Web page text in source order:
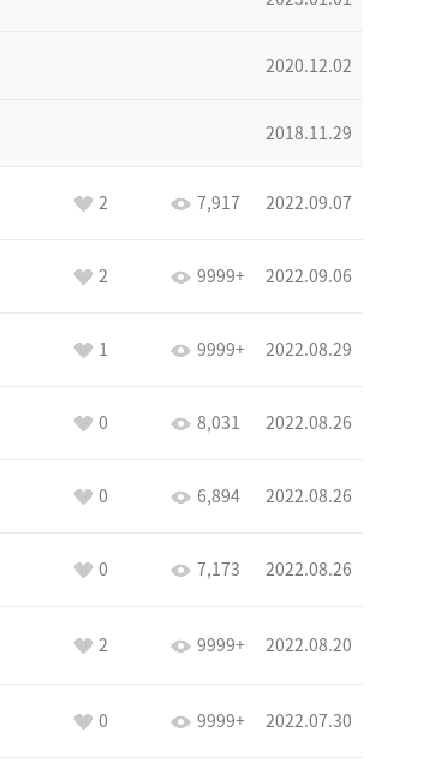
2020.12.02
2018.11.29
2 7,917 2022.09.07
2 9999+ 2022.09.06
1 9999+ 2022.08.29
0 8,031 2022.08.26
0 6,894 2022.08.26
0 7,173 2022.08.26
2 9999+ 2022.08.20
0 9999+ 2022.07.30